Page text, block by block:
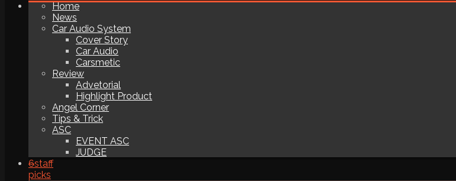
Home
News
Car Audio System
Cover Story
Car Audio
Carsmetic
Review
Advetorial
Highlight Product
Angel Corner
Tips & Trick
ASC
EVENT ASC
JUDGE
6staff
picks